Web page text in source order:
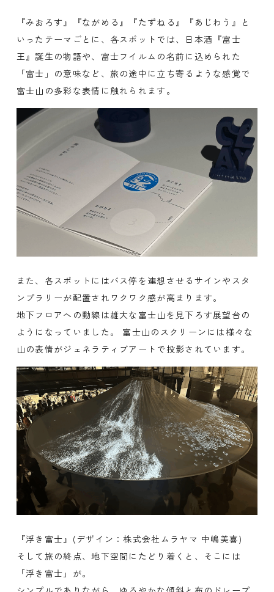
『みおろす』『ながめる』『たずねる』『あじわう』と
いったテーマごとに、各スポットでは、日本酒『富士
王』誕生の物語や、富士フイルムの名前に込められた
「富士」の意味など、旅の途中に立ち寄るような感覚で
富士山の多彩な表情に触れられます。
また、各スポットにはバス停を連想させるサインやスタ
ンプラリーが配置されワクワク感が高まります。
地下フロアへの動線は雄大な富士山を見下ろす展望台の
ようになっていました。 富士山のスクリーンには様々な
山の表情がジェネラティブアートで投影されています。
『浮き富士』(デザイン：株式会社ムラヤマ 中嶋美喜)
そして旅の終点、地下空間にたどり着くと、そこには
「浮き富士」が。